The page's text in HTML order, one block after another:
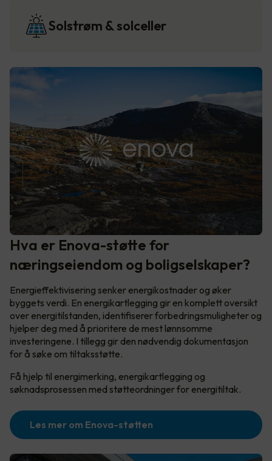
Solstrøm & solceller
Hva er Enova-støtte for
næringseiendom og boligselskaper?
Energieffektivisering senker energikostnader og øker
byggets verdi. En energikartlegging gir en komplett oversikt
over energitilstanden, identifiserer forbedringsmuligheter og
hjelper deg med å prioritere de mest lønnsomme
investeringene. I tillegg gir den nødvendig dokumentasjon
for å søke om tiltaksstøtte.
Få hjelp til energimerking, energikartlegging og
søknadsprosessen med støtteordninger for energitiltak.
Les mer om Enova-støtten